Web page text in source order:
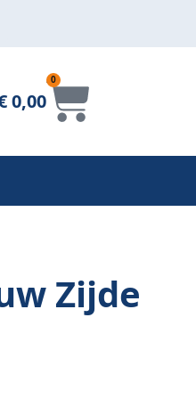
0,00
0
Zijde